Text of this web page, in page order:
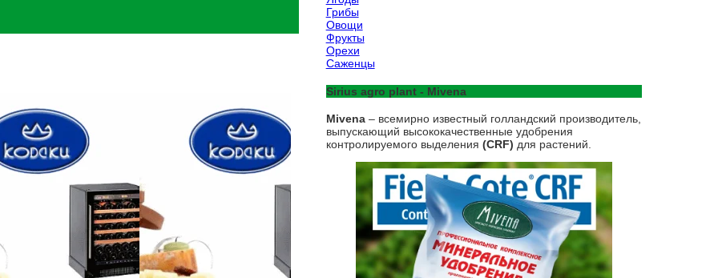
Грибы
Овощи
Фрукты
Орехи
Саженцы
Sirius agro plant - Mivena
Mivena – всемирно известный голландский производитель,
выпускающий высококачественные удобрения
контролируемого выделения (CRF) для растений.